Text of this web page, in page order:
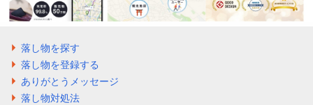
落し物を探す
落し物を登録する
ありがとうメッセージ
落し物対処法